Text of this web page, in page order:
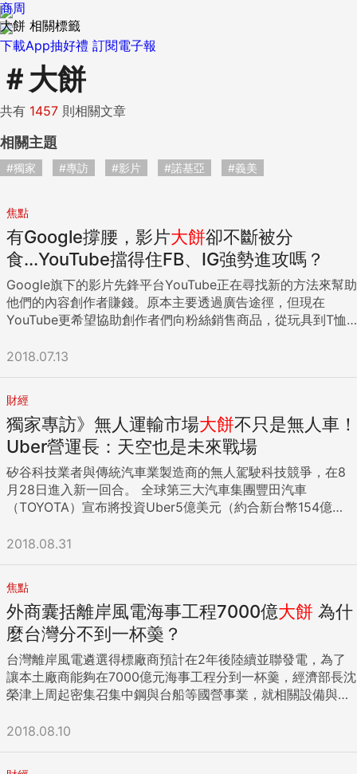
下載App抽好禮 訂閱電子報
商周
大餅 相關標籤
＃ 大餅
共有 1457 則相關文章
相關主題
#獨家 #專訪 #影片 #諾基亞 #義美
焦點
有Google撐腰，影片大餅卻不斷被分
食...YouTube擋得住FB、IG強勢進攻嗎？
Google旗下的影片先鋒平台YouTube正在尋找新的方法來幫助
他們的內容創作者賺錢。原本主要透過廣告途徑，但現在
YouTube更希望協助創作者們向粉絲銷售商品，從玩具到T恤
為有意義的收入來源，而不是和廣告收入比起來，只有很低的
連結。」 另一方面，當影片創作者和網路使用者有更多的選擇
來接觸他們的觀眾時，保持這些人對YouTube的忠誠度就非常
重要。 這在最近加州創作者年度聚會VidCon上，就非常地明
顯。其中包括Facebook，Snap，亞馬遜和Twitter等競爭對
手，都和YouTube有同等的機會被使用者選擇。 BTIG的媒體
分析師里奇格林菲爾德說：「VidCon讓我感到驚訝的是，幾年
前這還是一場YouTube大會。」「幾年前你看到Facebook還
面。」 雖然這些平台上的名人吸引的觀眾大多數都很年輕，但
影片製作者在過去幾年中已經快速成熟，這是一個已累積數10
億美元的產業。 近期，當Instagram推出第一款獨立影片應用
程式IGTV時，它已經充滿了來自社群媒體意見領袖和名人的影
片，包括金卡黛珊，穿著露肩洋裝，展示她在洛杉磯的全新美
容商店。 Instagram在VidCon開始前一天首次推出IGTV並非
巧合。它意味著Facebook進軍YouTube領域的最大推動力：
為所謂的意見領袖提供平台，這些新的意見領袖逐漸取代上一
代，傳統的廣告模式對他們來說也不再適用。 「YouTube在
Facebook上有很多年了，人們已經將YouTube貨幣化了十
年。」與社交媒體意見領袖合作的代理商Select的創始人Scott
Fisher說，「但在幾年內它可能落入一個完全不同的地位。」
Facebook已經在他的主應用程式中推出了Watch影片標籤，
2018.07.13
財經
獨家專訪》無人運輸市場大餅不只是無人車！
Uber營運長：天空也是未來戰場
矽谷科技業者與傳統汽車業製造商的無人駕駛科技競爭，在8
月28日進入新一回合。 全球第三大汽車集團豐田汽車
（TOYOTA）宣布將投資Uber5億美元（約合新台幣154億
駕車的優步來說，是其技術受肯定，以及未來無人駕駛生態系
對我們發展下一世代的自駕車有絕大幫助。」 目前，矽谷的兩
大無人駕駛技術巨頭，就是Uber與谷歌（Google）旗下的子
公司Waymo，雙方都在拉攏汽車製造商陣營的支持。現在與
Uber有合作關係的汽車大廠，包括這次宣布合作的豐田、還有
先前替UBer製造自駕測試車的富豪（Volvo），與旗下擁有賓
士品牌的戴姆勒集團（Daimler）。 Uber的無人駕駛策略，與
汽車業者的合作，已演進為三個不同層次的夥伴關係。 Uber
屬於第一層次的合作關係。接著，與豐田的合作，則是優步提
供技術，由豐田進行專業代工生產，最終營運由豐田負責，這
是第二層次的夥伴關係；最後，戴姆勒是會將其自身的技術帶
2018.08.31
焦點
外商囊括離岸風電海事工程7000億大餅 為什
麼台灣分不到一杯羮？
台灣離岸風電遴選得標廠商預計在2年後陸續並聯發電，為了
讓本土廠商能夠在7000億元海事工程分到一杯羹，經濟部長沈
榮津上周起密集召集中鋼與台船等國營事業，就相關設備與人
來不僅離岸風機的工作船（TIV）必須仰賴歐洲團隊，其他像
2018.08.10